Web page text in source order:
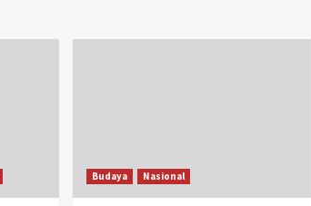
Budaya Nasional